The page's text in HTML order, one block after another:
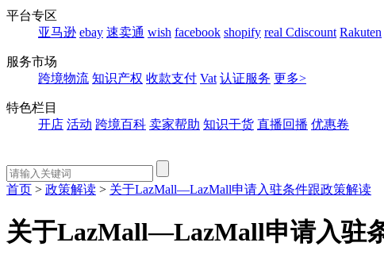
平台专区
亚马逊 ebay 速卖通 wish facebook shopify real Cdiscount Rakuten
服务市场
跨境物流 知识产权 收款支付 Vat 认证服务 更多>
特色栏目
开店 活动 跨境百科 卖家帮助 知识干货 直播回播 优惠卷
首页 > 政策解读 > 关于LazMall—LazMall申请入驻条件跟政策解读
关于LazMall—LazMall申请入驻